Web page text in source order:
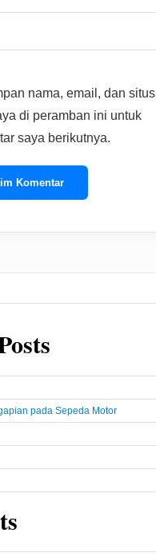
nama, email, dan situs
di peramban ini untuk
saya berikutnya.
pada Sepeda Motor